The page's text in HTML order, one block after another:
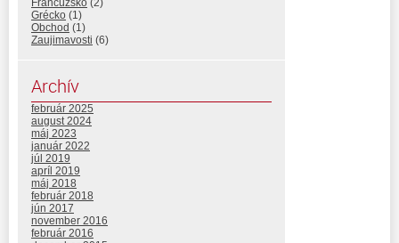
Grécko (1)
Obchod (1)
Zaujimavosti (6)
Archív
február 2025
august 2024
máj 2023
január 2022
júl 2019
apríl 2019
máj 2018
február 2018
jún 2017
november 2016
február 2016